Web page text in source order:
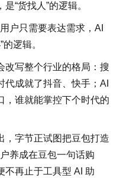
“货找人”的逻辑。
户只需要表达需求，AI
逻辑。
改写整个行业的格局：搜
成就了抖音、快手；AI
，谁就能掌控下个时代的
，字节正试图把豆包打造
养成在豆包一句话购
不再止于工具型 AI 助